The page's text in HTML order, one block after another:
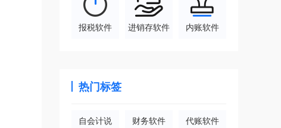
报税软件 进销存软件 内账软件
热门标签
自会计说 财务软件 代账软件